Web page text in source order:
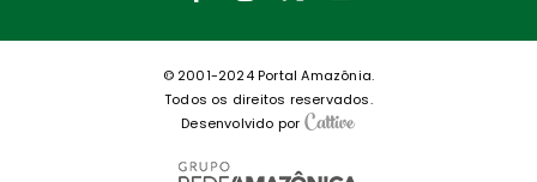
© 2001-2024 Portal Amazônia.
Todos os direitos reservados.
Desenvolvido por